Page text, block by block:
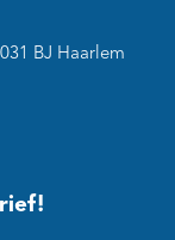
BJ Haarlem